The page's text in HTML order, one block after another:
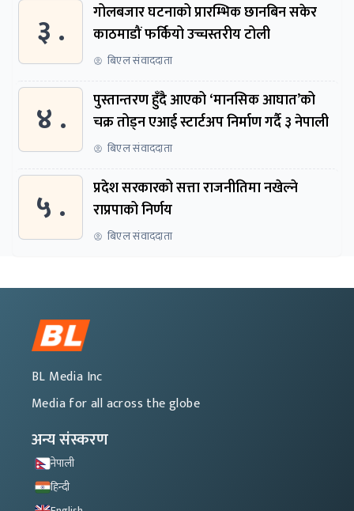
३ .
गोलबजार घटनाको प्रारम्भिक छानबिन सकेर
काठमाडौं फर्कियो उच्चस्तरीय टोली
बिएल संवाददाता
४ .
पुस्तान्तरण हुँदै आएको ‘मानसिक आघात’को
चक्र तोड्न एआई स्टार्टअप निर्माण गर्दै ३ नेपाली
बिएल संवाददाता
५ .
प्रदेश सरकारको सत्ता राजनीतिमा नखेल्ने
राप्रपाको निर्णय
बिएल संवाददाता
BL Media Inc
Media for all across the globe
अन्य संस्करण
नेपाली
हिन्दी